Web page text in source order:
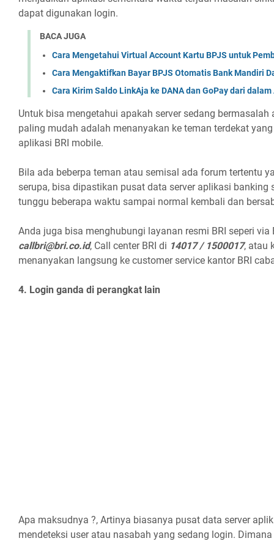
dapat digunakan login.
BACA JUGA
Cara Mengetahui Virtual Account Kartu BPJS untuk
Cara Mengaktifkan Bayar BPJS Otomatis Bank Mandiri
Cara Kirim Saldo LinkAja ke DANA dan GoPay dari
Untuk bisa mengetahui apakah server sedang
paling mudah adalah menanyakan ke teman terdekat
aplikasi BRI mobile.
Bila ada beberpa teman atau semisal ada forum tertentu
serupa, bisa dipastikan pusat data server aplikasi banking
tunggu beberapa waktu sampai normal kembali dan
Anda juga bisa menghubungi layanan resmi BRI seperi
callbri@bri.co.id, Call center BRI di 14017 / 1500017, atau
menanyakan langsung ke customer service kantor BRI
4. Login ganda di perangkat lain
Apa maksudnya ?, Artinya biasanya pusat data server
mendeteksi user atau nasabah yang sedang login.